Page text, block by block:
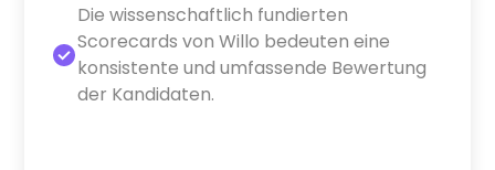
Die wissenschaftlich fundierten
Scorecards von Willo bedeuten eine
konsistente und umfassende Bewertung
der Kandidaten.